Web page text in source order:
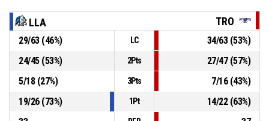
18, J. Rodríguez, Falta personal
P4 00:04 , Rebote defensivo
12, M. Escobar , 3pt jumpshot Fallado P4 00:04
LLA TRO
29/63(46%) LC 34/63(53%)
24/45(53%) 2Pts 27/47(57%)
5/18(27%) 3Pts 7/16(43%)
19/26(73%) 1Pt 14/22(63%)